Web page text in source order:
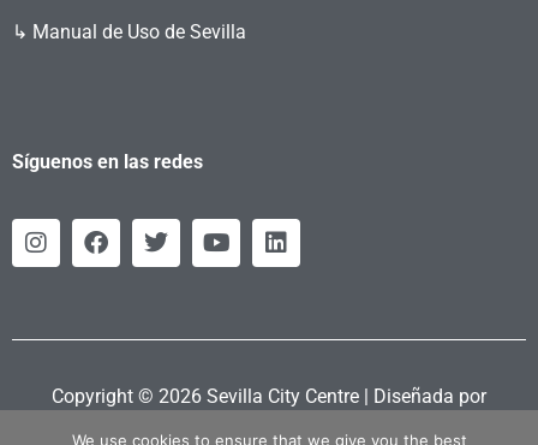
↳ Manual de Uso de Sevilla
Síguenos en las redes
Copyright © 2026 Sevilla City Centre | Diseñada por
We use cookies to ensure that we give you the best